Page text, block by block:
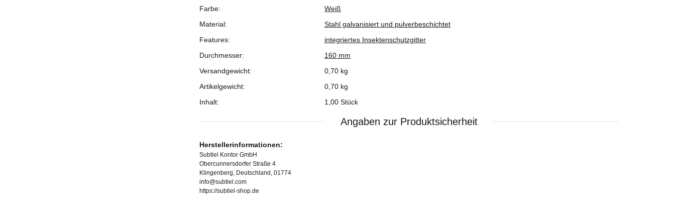
Produkteigenschaft
Wert
Farbe:
Weiß
Material:
Stahl galvanisiert und pulverbeschichtet
Features:
integriertes Insektenschutzgitter
Durchmesser:
160 mm
Versandgewicht:
0,70 kg
Artikelgewicht:
0,70 kg
Inhalt:
1,00 Stück
Angaben zur Produktsicherheit
Herstellerinformationen:
Subtiel Kontor GmbH
Obercunnersdorfer Straße 4
Klingenberg, Deutschland, 01774
info@subtiel.com
https://subtiel-shop.de